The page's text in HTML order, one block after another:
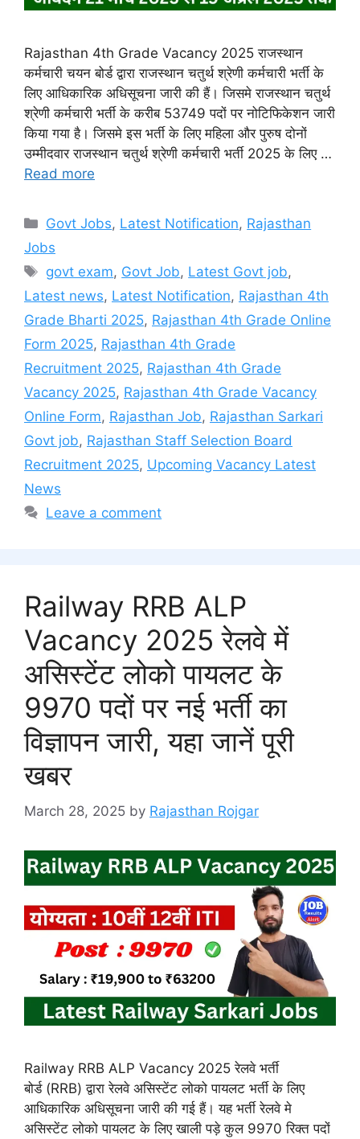
Rajasthan 4th Grade Vacancy 2025 राजस्थान
कर्मचारी चयन बोर्ड द्वारा राजस्थान चतुर्थ श्रेणी कर्मचारी भर्ती के
लिए आधिकारिक अधिसूचना जारी की हैं। जिसमे राजस्थान चतुर्थ
श्रेणी कर्मचारी भर्ती के करीब 53749 पदों पर नोटिफिकेशन जारी
किया गया है। जिसमे इस भर्ती के लिए महिला और पुरुष दोनों
उम्मीदवार राजस्थान चतुर्थ श्रेणी कर्मचारी भर्ती 2025 के लिए …
Read more
Categories
Govt Jobs, Latest Notification, Rajasthan
Jobs
Tags
govt exam, Govt Job, Latest Govt job,
Latest news, Latest Notification, Rajasthan 4th
Grade Bharti 2025, Rajasthan 4th Grade Online
Form 2025, Rajasthan 4th Grade
Recruitment 2025, Rajasthan 4th Grade
Vacancy 2025, Rajasthan 4th Grade Vacancy
Online Form, Rajasthan Job, Rajasthan Sarkari
Govt job, Rajasthan Staff Selection Board
Recruitment 2025, Upcoming Vacancy Latest
News
Leave a comment
Railway RRB ALP
Vacancy 2025 रेलवे में
असिस्टेंट लोको पायलट के
9970 पदों पर नई भर्ती का
विज्ञापन जारी, यहा जानें पूरी
खबर
March 28, 2025 by Rajasthan Rojgar
Railway RRB ALP Vacancy 2025 रेलवे भर्ती
बोर्ड (RRB) द्वारा रेलवे असिस्टेंट लोको पायलट भर्ती के लिए
आधिकारिक अधिसूचना जारी की गई हैं। यह भर्ती रेलवे मे
असिस्टेंट लोको पायलट के लिए खाली पड़े कुल 9970 रिक्त पदों